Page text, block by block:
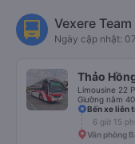
Vexere Team
Ngày cập nhật:
Thảo
Limousine 22
Giường nằm
Bến xe liên
6 giờ 15
Văn phòng